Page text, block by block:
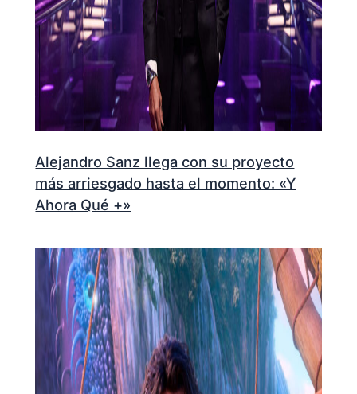
Alejandro Sanz llega con su proyecto
más arriesgado hasta el momento: «Y
Ahora Qué +»